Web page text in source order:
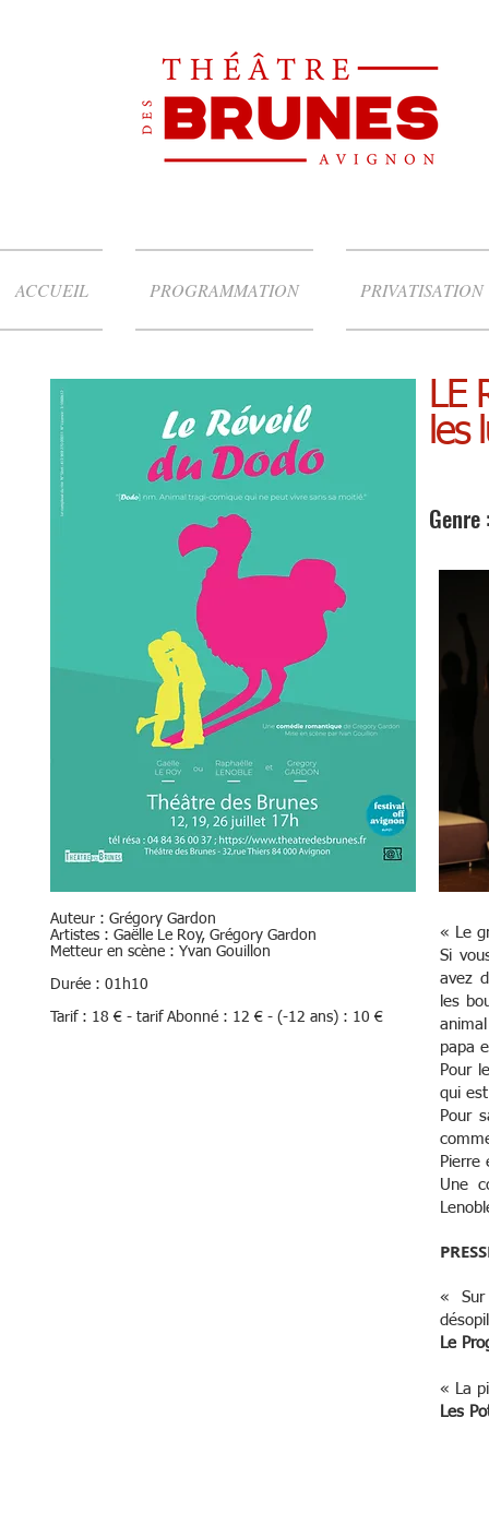
ACCUEIL PROGRAMMATION PRIVATISATION
LE
les
Auteur : Grégory Gardon
Artistes : Gaëlle Le Roy, Grégory Gardon
Metteur en scène : Yvan Gouillon
Durée : 01h10
Tarif : 18 € - tarif Abonné : 12 € - (-12 ans) : 10 €
« Le
Si
avez
les
papa
Pour
qui
Pour
Pierre
Une
« Sur
Le
« La
Les